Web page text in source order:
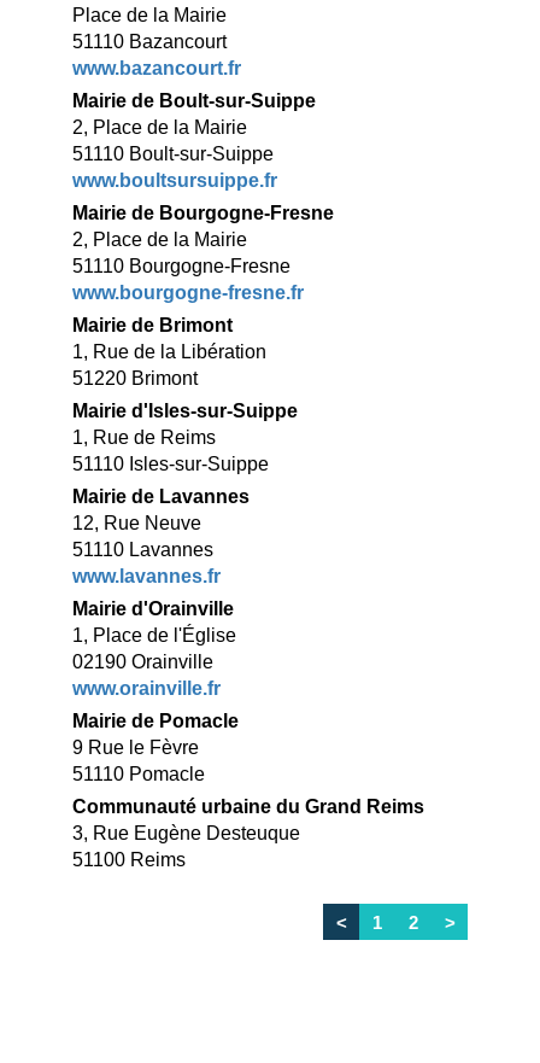
Place de la Mairie
51110 Bazancourt
www.bazancourt.fr
Mairie de Boult-sur-Suippe
2, Place de la Mairie
51110 Boult-sur-Suippe
www.boultsursuippe.fr
Mairie de Bourgogne-Fresne
2, Place de la Mairie
51110 Bourgogne-Fresne
www.bourgogne-fresne.fr
Mairie de Brimont
1, Rue de la Libération
51220 Brimont
Mairie d'Isles-sur-Suippe
1, Rue de Reims
51110 Isles-sur-Suippe
Mairie de Lavannes
12, Rue Neuve
51110 Lavannes
www.lavannes.fr
Mairie d'Orainville
1, Place de l'Église
02190 Orainville
www.orainville.fr
Mairie de Pomacle
9 Rue le Fèvre
51110 Pomacle
Communauté urbaine du Grand Reims
3, Rue Eugène Desteuque
51100 Reims
< 1 2 >